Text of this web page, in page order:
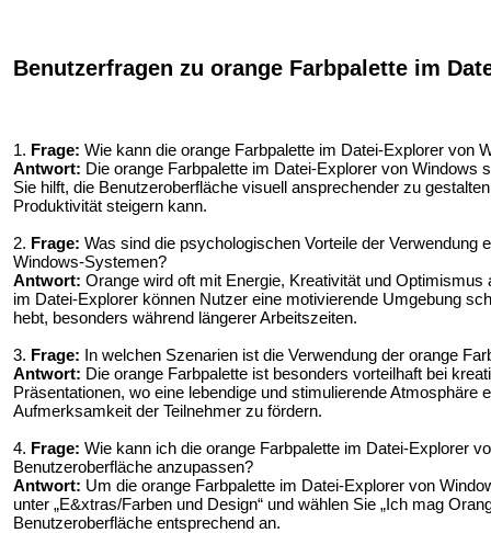
Benutzerfragen zu orange Farbpalette im
1. Frage: Wie kann die orange Farbpalette im Datei-Explorer von
Antwort: Die orange Farbpalette im Datei-Explorer von Windows
Sie hilft, die Benutzeroberfläche visuell ansprechender zu
Produktivität steigern kann.
2. Frage: Was sind die psychologischen Vorteile der Verwendung
Windows-Systemen?
Antwort: Orange wird oft mit Energie, Kreativität und
im Datei-Explorer können Nutzer eine motivierende Umgebung
hebt, besonders während längerer Arbeitszeiten.
3. Frage: In welchen Szenarien ist die Verwendung der orange
Antwort: Die orange Farbpalette ist besonders vorteilhaft bei
Präsentationen, wo eine lebendige und stimulierende
Aufmerksamkeit der Teilnehmer zu fördern.
4. Frage: Wie kann ich die orange Farbpalette im Datei-Explorer
Benutzeroberfläche anzupassen?
Antwort: Um die orange Farbpalette im Datei-Explorer von
unter „E&xtras/Farben und Design“ und wählen Sie „Ich mag
Benutzeroberfläche entsprechend an.